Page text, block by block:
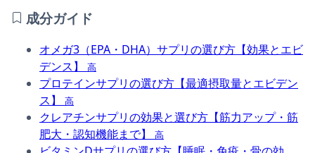
成分ガイド
オメガ3（EPA・DHA）サプリの選び方【効果とエビ
デンス】
高
プロテインサプリの選び方【最適摂取量とエビデン
ス】
高
クレアチンサプリの効果と選び方【筋力アップ・筋
肥大・認知機能まで】
高